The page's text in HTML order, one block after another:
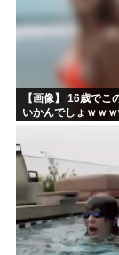
埼玉川越に突如
はっきり言う、
自民党、古謝玄
【映画悲報】日
【画像】 16歳で
いかんでしょｗｗ
ｗｗｗ❤